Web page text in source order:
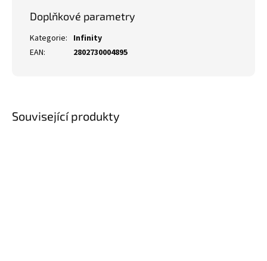
Související produkty
Doplňkové parametry
Kategorie: Infinity
EAN: 2802730004895